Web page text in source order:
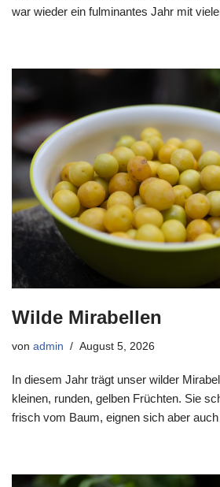
war wieder ein fulminantes Jahr mit
Wilde Mirabellen
von admin August 5, 2026
In diesem Jahr trägt unser wilder
kleinen, runden, gelben Früchten. Sie
frisch vom Baum, eignen sich aber